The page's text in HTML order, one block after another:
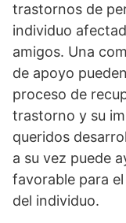
trastornos de
individuo
amigos. Una
de apoyo
proceso de
trastorno y su
queridos
a su vez puede
favorable para
del individuo.